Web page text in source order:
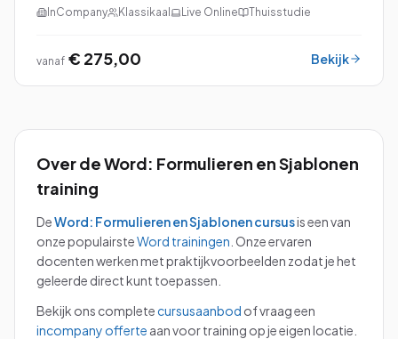
InCompany Klassikaal Live Online Thuisstudie
vanaf € 275,00 Bekijk
Over deWord: Formulieren en Sjablonen
training
DeWord: Formulieren en Sjablonencursusis een van
onze populairsteWord trainingen Onze ervaren
docenten werken met praktijkvoorbeelden zodat je het
geleerde direct kunt toepassen.
Bekijk ons completecursusaanbod of vraag een
incompany offerte aan voor training op je eigen locatie.